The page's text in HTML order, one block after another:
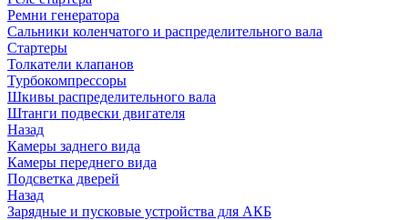
Ремни генератора
Сальники коленчатого и распределительного вала
Стартеры
Толкатели клапанов
Турбокомпрессоры
Шкивы распределительного вала
Штанги подвески двигателя
Назад
Камеры заднего вида
Камеры переднего вида
Подсветка дверей
Назад
Зарядные и пусковые устройства для АКБ